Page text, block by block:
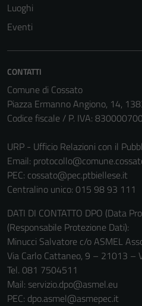
Luoghi
Eventi
CONTATTI
Comune di Cossato
Piazza Ermanno Angiono, 14,
Codice fiscale / P. IVA:
URP - Ufficio Relazioni con il
Email:
PEC: cossato@pec.ptbiellese.it
Centralino unico: 015 98 93 111
DATI DI CONTATTO DPO (Data
(Responsabile Protezione Dati):
Minucci Salvatore c/o ASMEL
Via Carlo Cattaneo, 9 – 21013 –
Tel. 081 7504511
Mail: servizio.dpo@asmel.eu
PEC: dpo.asmel@asmepec.it